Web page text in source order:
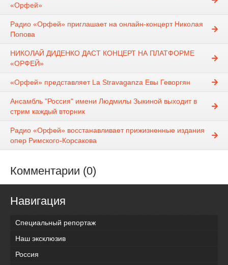
«Орфей»
Радио «Орфей» приглашает на онлайн-концерт Николая
Попова
НИКОЛАЙ ДИДЕНКО ДАСТ КОНЦЕРТ НА ПЛАТФОРМЕ
«ОРФЕЙ»
«Орфей» представляет La Stravaganza Евы Геворгян
Ансамбль "Россия" имени Людмилы Зыкиной выходит в
стрим каждый вторник
Радио «Орфей» восстанавливает прижизненные издания
опер Римского-Корсакова
Комментарии (0)
Навигация
Специальный репортаж
Наш эксклюзив
Россия